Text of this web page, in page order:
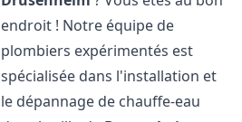
endroit ! Notre équipe de
plombiers expérimentés est
spécialisée dans l'installation et
le dépannage de chauffe-eau